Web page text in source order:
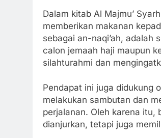
Dalam kitab Al Majmu’
memberikan makanan
sebagai an-naqi’ah, adalah
calon jemaah haji maupun
silahturahmi dan
Pendapat ini juga didukung
melakukan sambutan dan
perjalanan. Oleh karena
dianjurkan, tetapi juga